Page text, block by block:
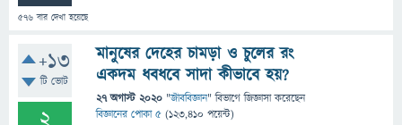
576 বার দেখা হয়েছে
+13
টি ভোট
মানুষের দেহের চামড়া ও চুলের রং
একদম ধবধবে সাদা কীভাবে হয়?
27 অগাস্ট 2020 "জীববিজ্ঞান" বিভাগে জিজ্ঞাসাকরেছেন
বিজ্ঞানের পোকা ৫ (123,410 পয়েন্ট)